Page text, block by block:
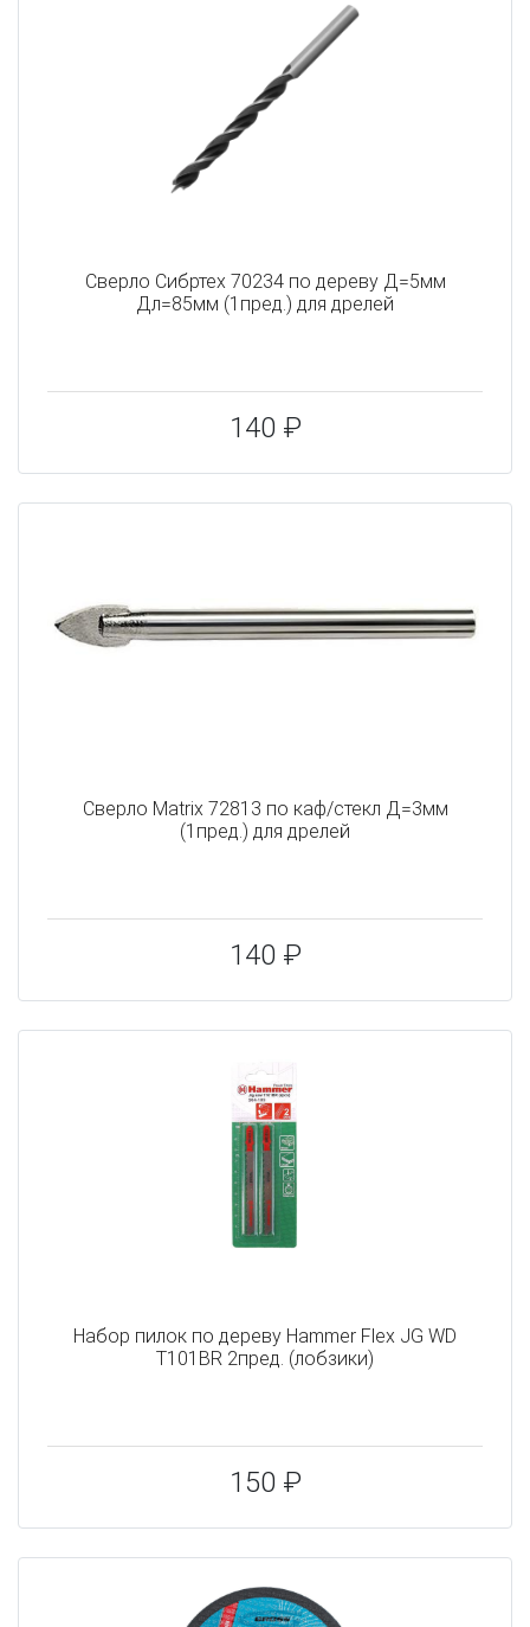
Сверло Сибртех 70234 по дереву Д=5мм
Дл=85мм (1пред.) для дрелей
140 ₽
Сверло Matrix 72813 по каф/стекл Д=3мм
(1пред.) для дрелей
140 ₽
Набор пилок по дереву Hammer Flex JG WD
T101BR 2пред. (лобзики)
150 ₽